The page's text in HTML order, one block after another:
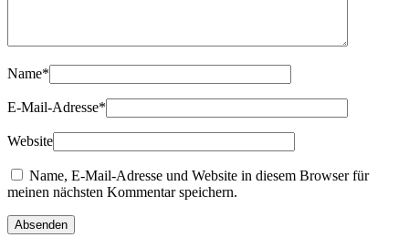
Name*
E-Mail-Adresse*
Website
Name, E-Mail-Adresse und Website in diesem Browser für
meinen nächsten Kommentar speichern.